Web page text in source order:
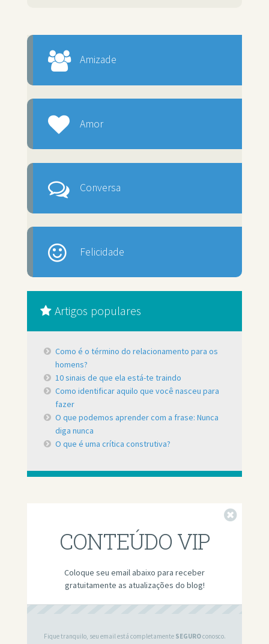
Amizade
Amor
Conversa
Felicidade
Artigos populares
Como é o término do relacionamento para os
homens?
10 sinais de que ela está-te traindo
Como identificar aquilo que você nasceu para
fazer
O que podemos aprender com a frase: Nunca
diga nunca
O que é uma crítica construtiva?
CONTEÚDO VIP
Coloque seu email abaixo para receber
gratuitamente as atualizações do blog!
Fique tranquilo, seu email está completamente SEGUROconosco.